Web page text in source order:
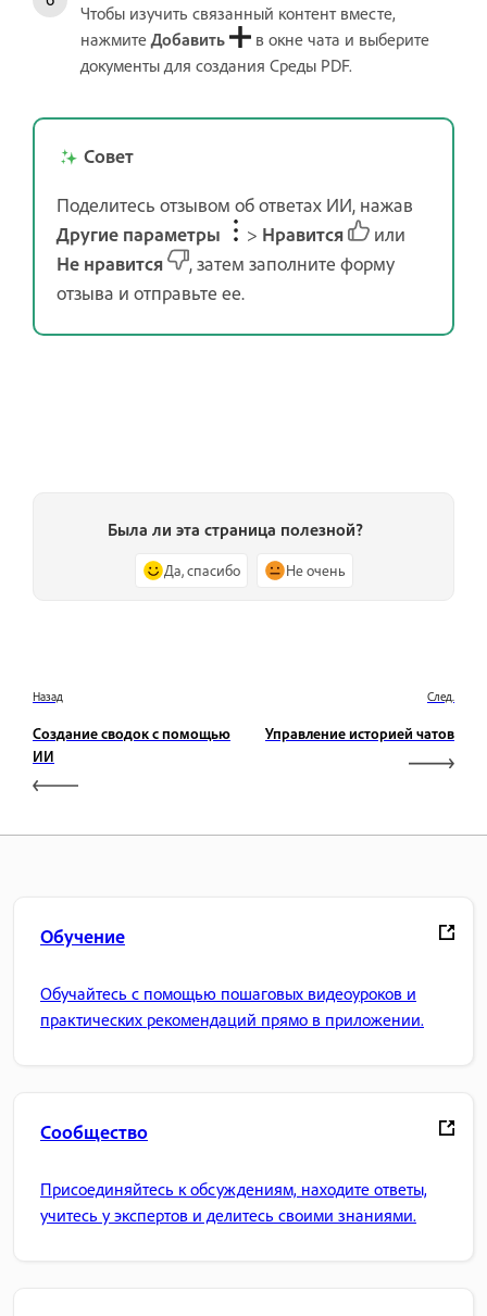
Чтобы изучить связанный контент вместе,
нажмитеДобавить
в окне чата и выберите
документы для создания Среды PDF.
Совет
Поделитесь отзывом об ответах ИИ, нажав
Другие параметры
> Нравится
или
Не нравится
, затем заполните форму
отзыва и отправьте ее.
Была ли эта страница полезной?
Да, спасибо Не очень
Назад
Создание сводок с помощью
ИИ
След.
Управление историей чатов
Обучение
Обучайтесь с помощью пошаговых видеоуроков и
практических рекомендаций прямо в приложении.
Сообщество
Присоединяйтесь к обсуждениям, находите ответы,
учитесь у экспертов и делитесь своими знаниями.